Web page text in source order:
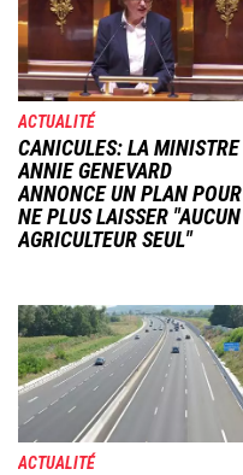
ACTUALITÉ
CANICULES: LA MINISTRE
ANNIE GENEVARD
ANNONCE UN PLAN POUR
NE PLUS LAISSER "AUCUN
AGRICULTEUR SEUL"
Image
ACTUALITÉ